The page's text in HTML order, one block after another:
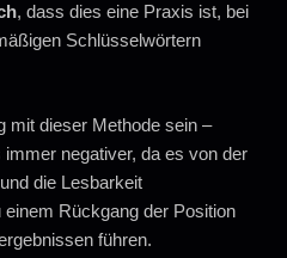
, dass dies eine Praxis ist, bei
Schlüsselwörtern
mit dieser Methode sein –
negativer, da es von der
die Lesbarkeit
Rückgang der Position
führen.